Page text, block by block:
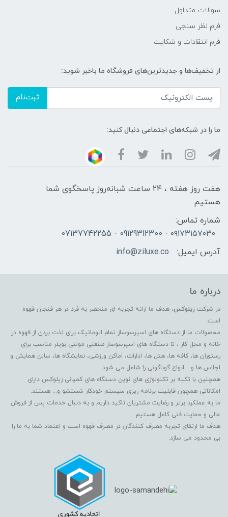
سوالات متداول
فرم نظر سنجی
فرم انتقادات و شکایت
از تخفیف‌ها و جدیدترین‌های فروشگاه ما باخبر شوید:
ثبت‌نام
ما را در شبکه‌های اجتماعی دنبال کنید:
هفت روز هفته ، ۲۴ ساعت شبانه‌روز پاسخگوی شما
هستیم
شماره تماس:
۰۹۱۷۳۱۵۷۰۳۰ - 09129312300 - 07137742255
آدرس ایمیل:
info@ziluxe.co
درباره ما
در شرکت زیلوکس، هدف ما ارائه تجربه ای منحصر به فرد در هر فنجان قهوه
است.
محصولات ما از دستگاه های اسپرسوساز تمام اتوماتیک برای لذت بردن از قهوه در
خانه و محل کار ، تا دستگاه های اسپرسوساز صنعتی مولتی بویلر مناسب برای
رستوران ها، کافه ها، هتل ها، ادارات، اماکن ورزشی، نمایشگاه ها، سالن همایش و
اجلاس ها و... انواع گوناگونی را شامل می شود.
همچنین با تکیه بر تکنولوژی های نوین دستگاه های کمپانی زیلوکس دارای
امکاناتی همچون قابلیت برنامه ریزی سیستم خودکار شستشو و... هستند.
ما به عملکرد برتر و رضایت مشتریان تاکید داریم و به دنبال خدمات پس از فروش
عالی و حمایت فنی کامل هستیم.
هدف ما ارتقای تجربه مصرف کنندگان در مصرف قهوه است و اعتماد شما به ما را
بی محدود می سازد.